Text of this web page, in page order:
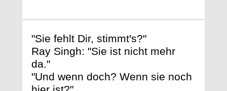
"Sie fehlt Dir, stimmt's?"
Ray Singh: "Sie ist nicht mehr
da."
"Und wenn doch? Wenn sie noch